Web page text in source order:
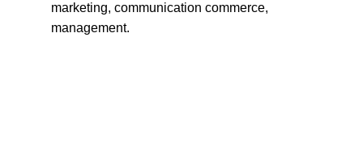
marketing, communication commerce,
management.